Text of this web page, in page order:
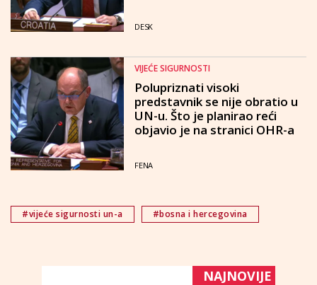
DESK
VIJEĆE SIGURNOSTI
Polupriznati visoki
predstavnik se nije obratio u
UN-u. Što je planirao reći
objavio je na stranici OHR-a
FENA
#vijeće sigurnosti un-a #bosna i hercegovina
NAJNOVIJE